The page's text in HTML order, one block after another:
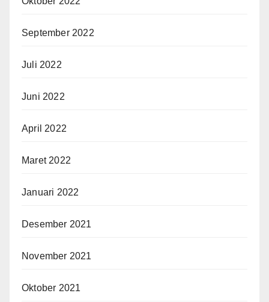
September 2022
Juli 2022
Juni 2022
April 2022
Maret 2022
Januari 2022
Desember 2021
November 2021
Oktober 2021